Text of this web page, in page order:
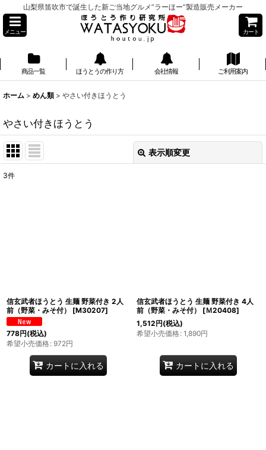
山梨県笛吹市で誕生した新ご当地グルメ”ラーほー”製造販売メーカー
メニュー カート
商品一覧 ほうとうの作り方 会社情報 ご利用案内
ホーム > めん類 > やさい付きほうとう
やさい付きほうとう
表示順変更
3件
信玄武者ほうとう 生麺 野菜付き 2人
前（野菜・みそ付）
[M30207]
778円(税込)
希望小売価格: 972円
カートに入れる
信玄武者ほうとう 生麺 野菜付き 4人
前（野菜・みそ付）
[Ｍ20408]
1,512円(税込)
希望小売価格: 1,890円
カートに入れる